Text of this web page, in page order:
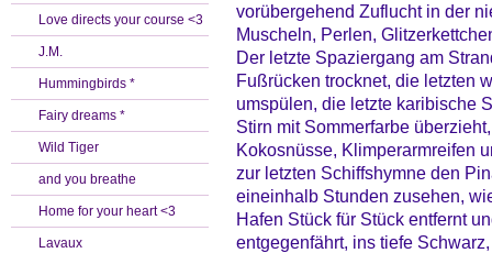
Love directs your course <3
J.M.
Hummingbirds *
Fairy dreams *
Wild Tiger
and you breathe
Home for your heart <3
Lavaux
vorübergehend Zuflucht in der
Muscheln, Perlen,
Der letzte Spaziergang am
Fußrücken trocknet, die letzten
umspülen, die letzte karibische
Stirn mit Sommerfarbe
Kokosnüsse, Klimperarmreifen
zur letzten Schiffshymne den
eineinhalb Stunden zusehen,
Hafen Stück für Stück entfernt
entgegenfährt, ins tiefe